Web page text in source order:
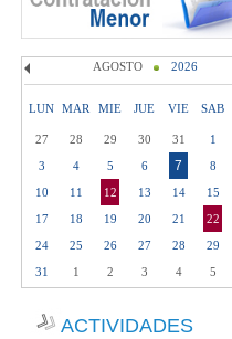
AGOSTO 2026
LUN MAR MIE JUE VIE SAB
27 28 29 30 31 1
3
4 5 6 7 8
10
11 12 13 14 15
17
18 19 20 21 22
24
25 26 27 28 29
31
1 2 3 4 5
ACTIVIDADES